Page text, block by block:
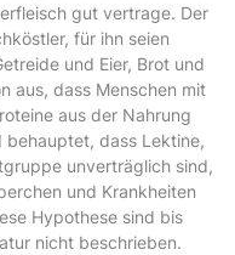
gut vertrage. Der
für ihn seien
und Eier, Brot und
aus, dass Menschen mit
aus der Nahrung
behauptet, dass Lektine,
unverträglich sind,
und Krankheiten
Hypothese sind bis
nicht beschrieben.